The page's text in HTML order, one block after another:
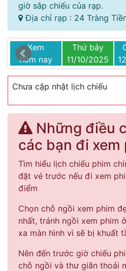
giờ sắp chiếu của rạp.
Địa chỉ rạp : 24 Tràng
Xem
hôm nay
Thứ bảy
11/10/2025
Chưa cập nhật lịch chiếu
Những điều
các bạn đi xem
Tìm hiểu lịch chiếu phim
đặt vé trước nếu đi xem
điểm
Chọn chỗ ngồi xem phim
nhất, tránh ngồi xem phim
xa màn hình vì sẽ bị khuất
Nên đến trước giờ chiếu
chỗ ngồi và thư giãn thoải